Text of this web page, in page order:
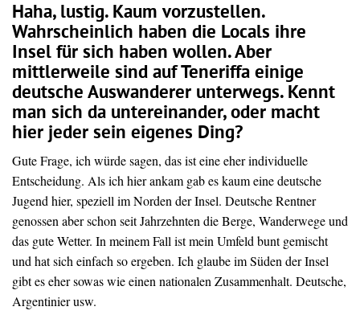
Haha, lustig. Kaum vorzustellen.
Wahrscheinlich haben die Locals ihre
Insel für sich haben wollen. Aber
mittlerweile sind auf Teneriffa einige
deutsche Auswanderer unterwegs. Kennt
man sich da untereinander, oder macht
hier jeder sein eigenes Ding?
Gute Frage, ich würde sagen, das ist eine eher individuelle
Entscheidung. Als ich hier ankam gab es kaum eine deutsche
Jugend hier, speziell im Norden der Insel. Deutsche Rentner
genossen aber schon seit Jahrzehnten die Berge, Wanderwege und
das gute Wetter. In meinem Fall ist mein Umfeld bunt gemischt
und hat sich einfach so ergeben. Ich glaube im Süden der Insel
gibt es eher sowas wie einen nationalen Zusammenhalt. Deutsche,
Argentinier usw.